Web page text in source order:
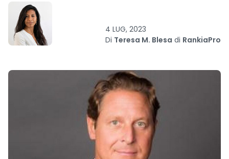
4 LUG, 2023
Di Teresa M. Blesa di RankiaPro